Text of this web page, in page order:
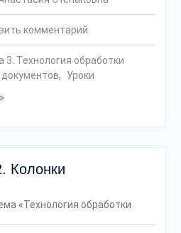
комментарий
3. Технология обработки
документов, Уроки
Колонки
«Технология обработки